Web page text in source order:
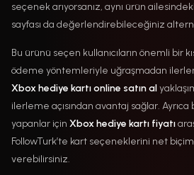
seçenek arıyorsanız, aynı ürün ailesindeki
sayfası da değerlendirebileceğiniz
Bu ürünü seçen kullanıcıların önemli bir
ödeme yöntemleriyle uğraşmadan
Xbox hediye kartı online satın al
ilerleme açısından avantaj sağlar. Ayrıca
yapanlar için Xbox hediye kartı fiyatı
FollowTurk’te kart seçeneklerini net
verebilirsiniz.